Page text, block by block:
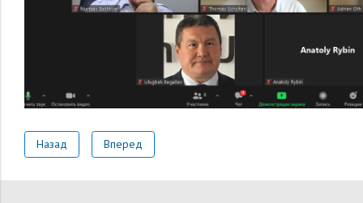
Назад Вперед